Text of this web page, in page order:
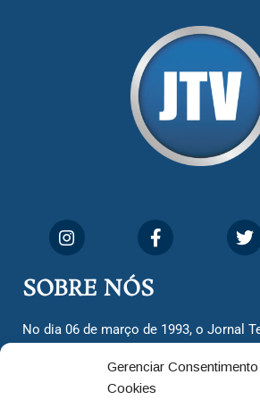
Gerenciar
Cookies
SOBRE NÓS
No dia 06 de março de 1993, o Jornal
cidadãos valinhenses, já que naquela
dois jornais. Há mais de 30 anos, o